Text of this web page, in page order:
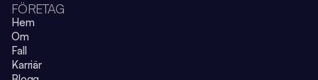
FÖRETAG
Hem
Om
Fall
Karriär